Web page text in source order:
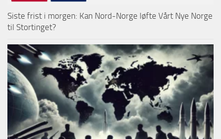
Siste frist i morgen: Kan Nord-Norge løfte Vårt Nye Norge
til Stortinget?